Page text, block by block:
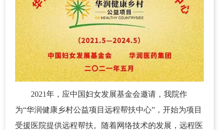
2021年，应中国妇女发展基金会邀请，我院作
为“华润健康乡村公益项目远程帮扶中心”，开始为项目
受援医院提供远程帮扶。随着网络技术的发展，远程医